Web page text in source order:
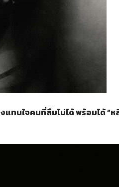
งแทนใจคนที่ลืมไม่ได้ พร้อมได้ “